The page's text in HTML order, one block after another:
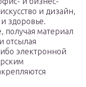
и дизайн,
здоровье.
получая материал
отсылая
электронной